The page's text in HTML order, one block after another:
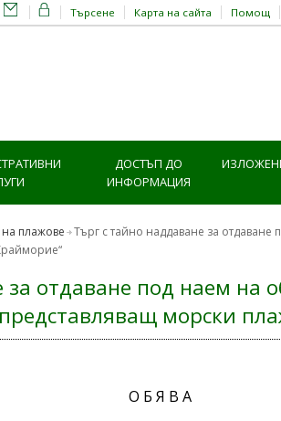
Търсене Карта на сайта Помощ
ДОСТЪП ДО
ИНФОРМАЦИЯ
плажове
Търг с тайно наддаване за
отдаване под наем на
морски
О Б Я В А